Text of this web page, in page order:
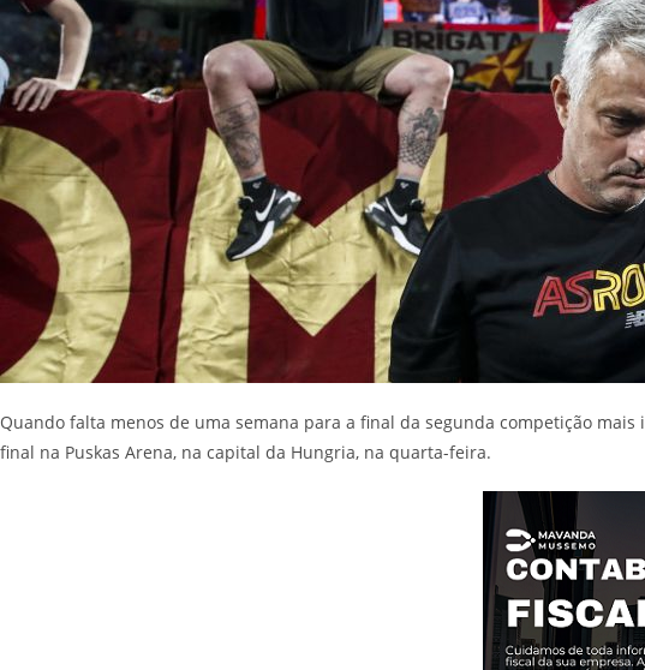
Quando falta menos de uma semana para a final da segunda competição
final na Puskas Arena, na capital da Hungria, na quarta-feira.